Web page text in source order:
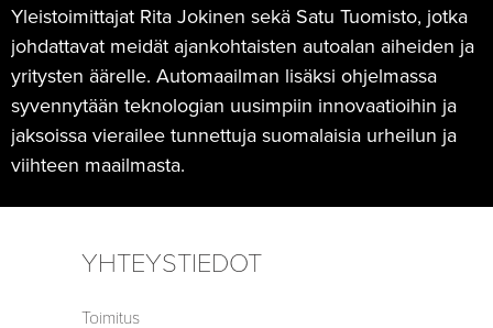
Yleistoimittajat Rita Jokinen sekä Satu Tuomisto, jotka
johdattavat meidät ajankohtaisten autoalan aiheiden ja
yritysten äärelle. Automaailman lisäksi ohjelmassa
syvennytään teknologian uusimpiin innovaatioihin ja
jaksoissa vierailee tunnettuja suomalaisia urheilun ja
viihteen maailmasta.
YHTEYSTIEDOT
Toimitus